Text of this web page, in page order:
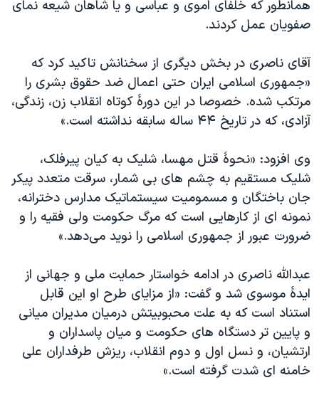
همانطور که خلفای اموی و عباسی و یا شاهان شیعه نمای
صفویان عمل کردند.
آقای ناصری در بخش دیگری از سخنانش تاکید کرد که
«جمهوری اسلامی ایران حتی اعمال ضد حقوق بشری را
مرتکب شده. خصوصا در این دورهٔ کوتاه انقلاب زن، زندگی،
آزادی، که در تاریخ ۴۴ ساله سابقه نداشته است.»
وی افزود: «نحوهٔ قتل مهسا، شلیک به کیان پیرفلک،
شلیک مستقیم به چشم های بی شمار، سرقت متعدد پیکر
جان باختگان و مسمومیت سیستماتیک مدارس دخترانه،
نمونه ای از کارهایی است که مرگ حکومت ولی فقیه را و
ضرورت عبور از جمهوری اسلامی را نوید می‌دهد.»
عبدالله ناصری در ادامه خواستار حمایت ملی و جهانی از
ایدهٔ موسوی شد و گفت: «از مزایای طرح او این قابل
استناد است که به علت محبوبیتش درمیان مدیران میانی
و پایین تر دستگاه های حکومت و میان پاسداران و
ارتشیان، و نسل اول و دوم انقلاب، ریزش طرفداران علی
خامنه ای شدت گرفته است.»